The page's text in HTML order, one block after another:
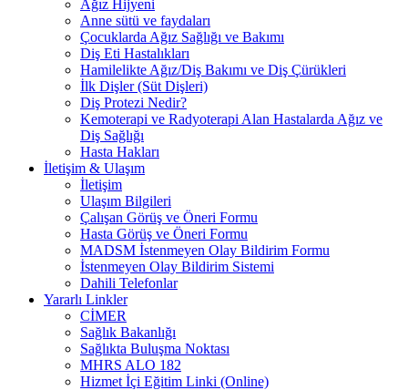
Ağız Hijyeni
Anne sütü ve faydaları
Çocuklarda Ağız Sağlığı ve Bakımı
Diş Eti Hastalıkları
Hamilelikte Ağız/Diş Bakımı ve Diş Çürükleri
İlk Dişler (Süt Dişleri)
Diş Protezi Nedir?
Kemoterapi ve Radyoterapi Alan Hastalarda Ağız ve
Diş Sağlığı
Hasta Hakları
İletişim & Ulaşım
İletişim
Ulaşım Bilgileri
Çalışan Görüş ve Öneri Formu
Hasta Görüş ve Öneri Formu
MADSM İstenmeyen Olay Bildirim Formu
İstenmeyen Olay Bildirim Sistemi
Dahili Telefonlar
Yararlı Linkler
CİMER
Sağlık Bakanlığı
Sağlıkta Buluşma Noktası
MHRS ALO 182
Hizmet İçi Eğitim Linki (Online)